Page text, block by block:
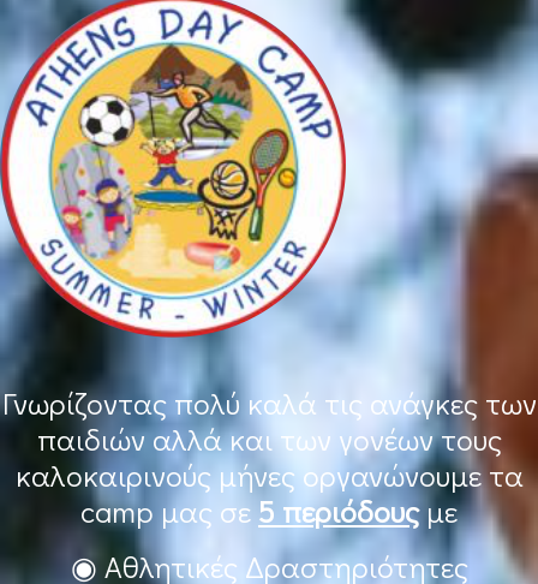
Γνωρίζοντας πολύ καλά τις ανάγκες των
παιδιών αλλά και των γονέων τους
καλοκαιρινούς μήνες οργανώνουμε τα
camp μας σε 5 περιόδουςμε
◉ Αθλητικές Δραστηριότητες